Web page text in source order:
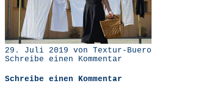
29. Juli 2019 von Textur-Buero
Schreibe einen Kommentar
Schreibe einen Kommentar